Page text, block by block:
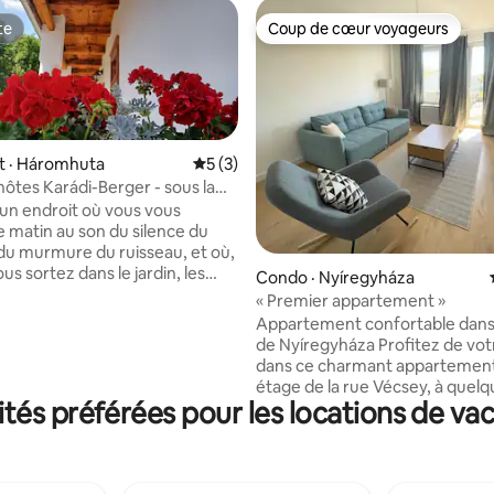
sur 5, 47 commentaires
· Háromhuta Note moyenne de 5 sur 5, 3
5 (3)
Karádi-Berger - sous la
endroit où vous vous
matin au son du silence du
murmure du ruisseau, et où,
sortez dans le jardin, les
du siècle dernier rencontre le
aimerions que
Coup de cœur voyageurs
Coup de cœur voyageurs
Condo · Nyíregyháza
« Premier appartement »
Appartement confortable
de Nyíregyháza Profitez de
dans ce charmant
étage de la rue Vécsey, à
minutes du centre-ville. Les
les restaurants, le parc et le
préférées pour les locations de